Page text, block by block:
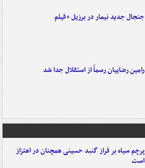
جنجال جدید نیمار در برزیل +فیلم
رامین رضاییان رسماً از استقلال جدا شد
پرچم سیاه بر فراز گنبد حسینی همچنان در اهتزاز
است